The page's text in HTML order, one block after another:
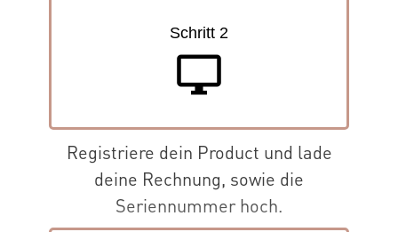
Schritt 2
desktop_windows
Registriere dein Product und lade
deine Rechnung, sowie die
Seriennummer hoch.